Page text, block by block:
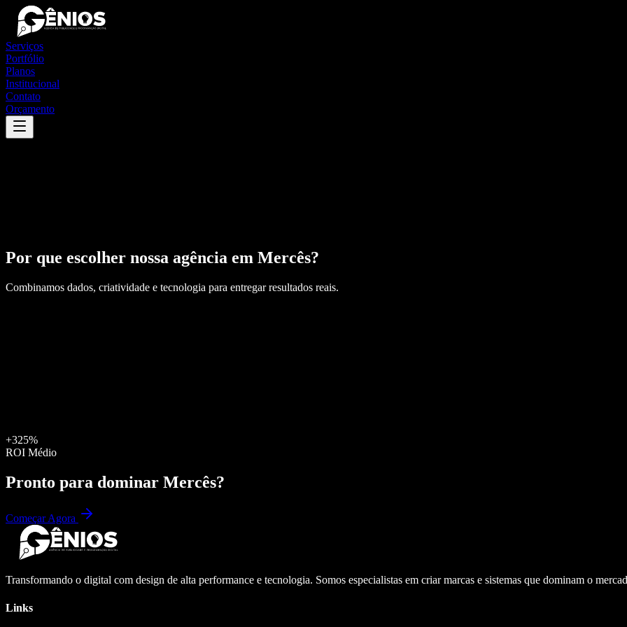
Serviços
Portfólio
Planos
Institucional
Contato
Orçamento
Por que escolher nossa agência em Mercês?
Combinamos dados, criatividade e tecnologia para entregar resultados reais.
+325%
ROI Médio
Pronto para dominar Mercês?
Começar Agora
Transformando o digital com design de alta performance e tecnologia. Somos especialistas em criar marcas e sistemas que dominam o
Links